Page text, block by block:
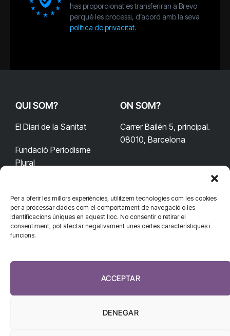
Per a oferir les millors experiències, utilitzem tecnologies com les cookies
per a processar dades com el comportament de navegació o les
identificacions úniques en aquest lloc. No consentir o retirar el
consentiment, pot afectar negativament unes certes característiques i
funcions.
ACCEPTAR
DENEGAR
has proporcionat es transferiran a Brevo
perquè les processi, d’acord amb la seva
política de privacitat.
QUI SOM?
El Diari de la Sanitat
Fundació Periodisme
Plural
ON SOM?
Carrer Bailén 5, principal.
08010, Barcelona
CONTACTA'NS
redaccio@diarisanitat.cat
932 311 247
CONNECTA